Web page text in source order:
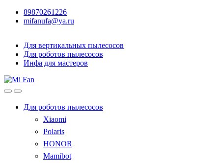
89870261226
mifanufa@ya.ru
Для вертикальных пылесосов
Для роботов пылесосов
Инфа для мастеров
Для роботов пылесосов
Xiaomi
Polaris
HONOR
Mamibot